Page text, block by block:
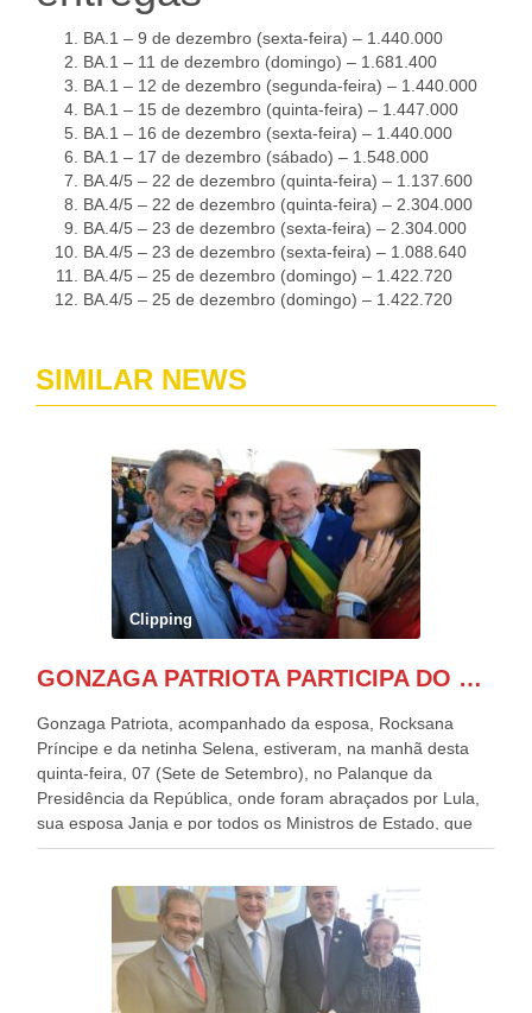
BA.1 – 9 de dezembro (sexta-feira) – 1.440.000
BA.1 – 11 de dezembro (domingo) – 1.681.400
BA.1 – 12 de dezembro (segunda-feira) – 1.440.000
BA.1 – 15 de dezembro (quinta-feira) – 1.447.000
BA.1 – 16 de dezembro (sexta-feira) – 1.440.000
BA.1 – 17 de dezembro (sábado) – 1.548.000
BA.4/5 – 22 de dezembro (quinta-feira) – 1.137.600
BA.4/5 – 22 de dezembro (quinta-feira) – 2.304.000
BA.4/5 – 23 de dezembro (sexta-feira) – 2.304.000
BA.4/5 – 23 de dezembro (sexta-feira) – 1.088.640
BA.4/5 – 25 de dezembro (domingo) – 1.422.720
BA.4/5 – 25 de dezembro (domingo) – 1.422.720
SIMILAR NEWS
Clipping
GONZAGA PATRIOTA PARTICIPA DO DESFILE DA INDEPENDÊNCIA NO PALANQUE DA PRESIDÊNCIA DA REPÚBLICA E É ABRAÇADO POR LULA E POR GERALDO ALCKMIN.
Gonzaga Patriota, acompanhado da esposa, Rocksana
Príncipe e da netinha Selena, estiveram, na manhã desta
quinta-feira, 07 (Sete de Setembro), no Palanque da
Presidência da República, onde foram abraçados por Lula,
sua esposa Janja e por todos os Ministros de Estado, que
estavam presentes, nos Desfiles da Independência da
outros desfiles, na Esplanada dos Ministérios, disse ter sido
o deste ano, o maior e o mais organizado de todos. “Há
quatro décadas, como Patriota até no nome, participo
anualmente dos desfiles de Sete de Setembro, na
Esplanada dos Ministérios, em Brasília. Este ano, o governo